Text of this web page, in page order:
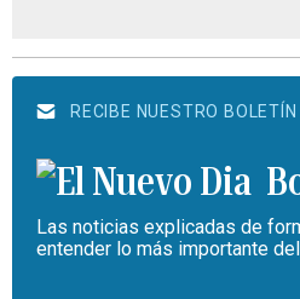
RECIBE NUESTRO
Las noticias explicadas de
entender lo más importante